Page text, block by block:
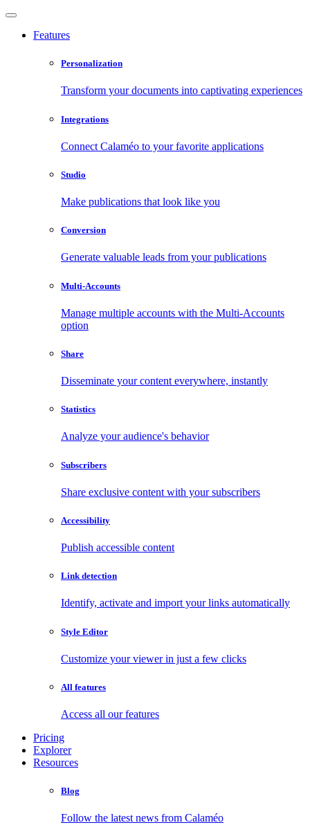
Features
Personalization
Transform your documents into captivating experiences
Integrations
Connect Calaméo to your favorite applications
Studio
Make publications that look like you
Conversion
Generate valuable leads from your publications
Multi-Accounts
Manage multiple accounts with the Multi-Accounts
option
Share
Disseminate your content everywhere, instantly
Statistics
Analyze your audience's behavior
Subscribers
Share exclusive content with your subscribers
Accessibility
Publish accessible content
Link detection
Identify, activate and import your links automatically
Style Editor
Customize your viewer in just a few clicks
All features
Access all our features
Pricing
Explorer
Resources
Blog
Follow the latest news from Calaméo